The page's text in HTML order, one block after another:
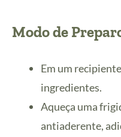
Modo de
Em um
ingredientes.
Aqueça uma
antiaderente,